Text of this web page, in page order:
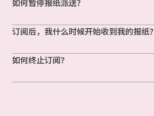
如何暂停报纸派送？
订阅后，我什么时候开始收到我的报纸？
如何终止订阅？